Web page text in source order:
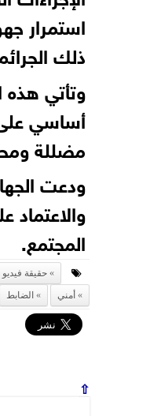
استمرار
ذلك
وتأتي هذه
أساسي
مضللة
ودعت
المجتمع.
حقيقة فيديو
أمني
الضابط
⇧